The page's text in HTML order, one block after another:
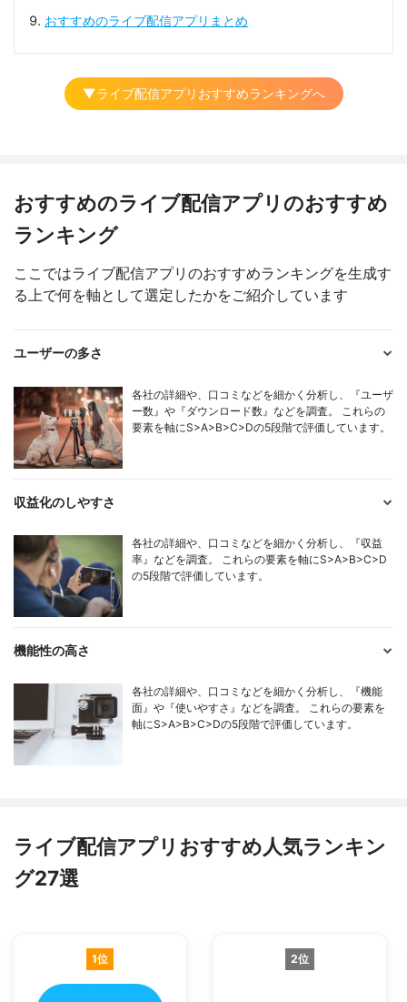
おすすめのライブ配信アプリまとめ
▼ライブ配信アプリおすすめランキングへ
おすすめのライブ配信アプリのおすすめ
ランキング
ここではライブ配信アプリのおすすめランキングを生成す
る上で何を軸として選定したかをご紹介しています
ユーザーの多さ
各社の詳細や、口コミなどを細かく分析し、『ユーザ
ー数』や『ダウンロード数』などを調査。 これらの
要素を軸にS>A>B>C>Dの5段階で評価しています。
収益化のしやすさ
各社の詳細や、口コミなどを細かく分析し、『収益
率』などを調査。 これらの要素を軸にS>A>B>C>D
の5段階で評価しています。
機能性の高さ
各社の詳細や、口コミなどを細かく分析し、『機能
面』や『使いやすさ』などを調査。 これらの要素を
軸にS>A>B>C>Dの5段階で評価しています。
ライブ配信アプリおすすめ人気ランキン
グ27選
1位 2位